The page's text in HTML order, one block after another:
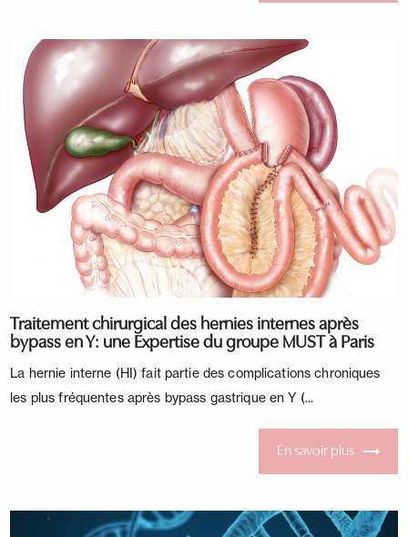
Traitement chirurgical des hernies internes après
bypass en Y: une Expertise du groupe MUST à Paris
La hernie interne (HI) fait partie des complications chroniques
les plus fréquentes après bypass gastrique en Y (...
En savoir plus